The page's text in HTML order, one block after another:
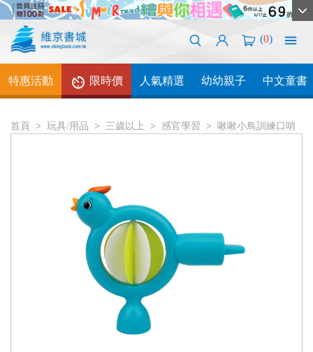
(0)
特惠活動 限時價 人氣精選 幼幼親子 中文童書
首頁 玩具/用品 三歲以上 感官學習 啾啾小鳥訓練口哨